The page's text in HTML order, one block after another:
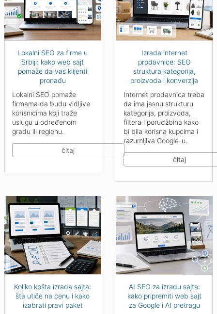
Lokalni SEO za firme u
Srbiji: kako web sajt
pomaže da vas klijenti
pronađu
Lokalni SEO pomaže
firmama da budu vidljive
korisnicima koji traže
uslugu u određenom
gradu ili regionu.
čitaj
Izrada internet
prodavnice: SEO
struktura kategorija,
proizvoda i konverzija
Internet prodavnica treba
da ima jasnu strukturu
kategorija, proizvoda,
filtera i porudžbina kako
bi bila korisna kupcima i
razumljiva Google-u.
čitaj
Koliko košta izrada sajta:
šta utiče na cenu i kako
izabrati pravi paket
AI SEO za izradu sajta:
kako pripremiti web sajt
za Google i AI pretragu